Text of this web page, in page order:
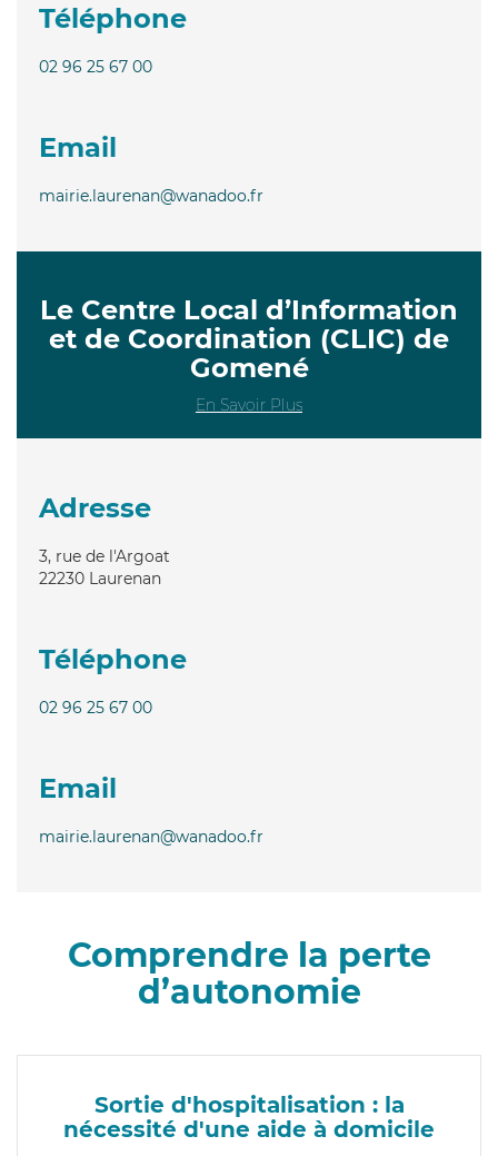
Téléphone
02 96 25 67 00
Email
mairie.laurenan@wanadoo.fr
Le Centre Local d’Information
et de Coordination (CLIC) de
Gomené
En Savoir Plus
Adresse
3, rue de l'Argoat
22230 Laurenan
Téléphone
02 96 25 67 00
Email
mairie.laurenan@wanadoo.fr
Comprendre la perte
d’autonomie
Sortie d'hospitalisation : la
nécessité d'une aide à domicile